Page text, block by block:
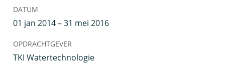
DATUM
01 jan 2014 – 31 mei 2016
OPDRACHTGEVER
TKI Watertechnologie